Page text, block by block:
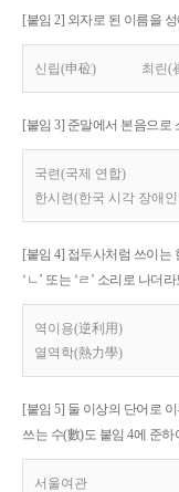
[붙임 2] 외자로 된 이름을
신립(申砬) 최린(
[붙임 3] 준말에서 본음으로
국련(국제 연합)
한시련(한국 시각 장애
[붙임 4] 접두사처럼 쓰이는
‘ㄴ’ 또는 ‘ㄹ’ 소리로 나더
역이용(逆利用)
열역학(熱力學)
[붙임 5] 둘 이상의 단어로
쓰는 수(數)도 붙임 4에 준하
서울여관